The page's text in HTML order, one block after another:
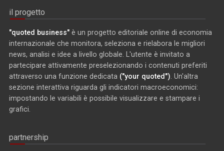
il progetto
"quoted business" è un progetto editoriale online di economia
internazionale che monitora, seleziona e rielabora le migliori
news, analisi e idee a livello globale. L'utente è invitato a
partecipare attivamente preselezionando i contenuti preferiti
attraverso una funzione dedicata ("your quoted") . Un'altra
sezione interattiva riguarda gli indicatori macroeconomici:
impostando le variabili è possibile visualizzare e stampare i
grafici.
partnership